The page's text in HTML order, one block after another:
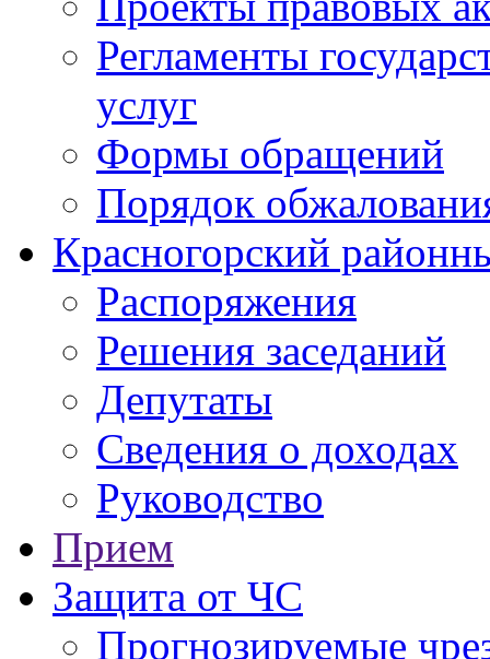
Регламенты
услуг
Формы обращений
Порядок
Красногорский
Распоряжения
Решения заседаний
Депутаты
Сведения о доходах
Руководство
Прием
Защита от ЧС
Прогнозируемые